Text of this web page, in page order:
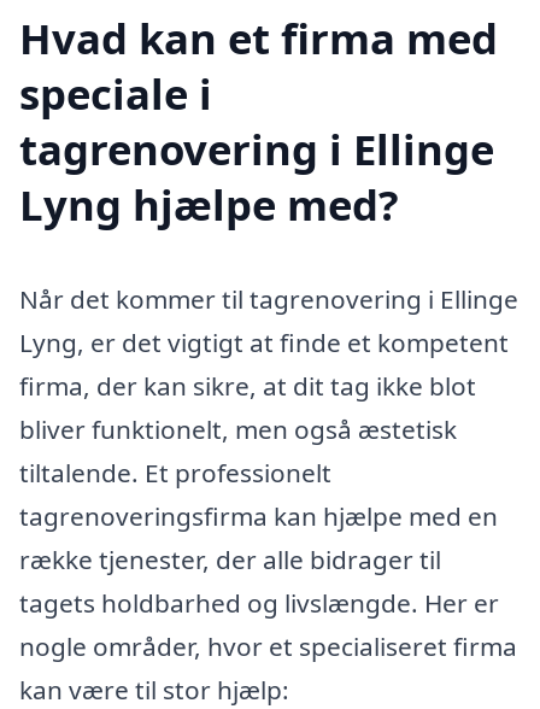
Hvad kan et firma med
speciale i
tagrenovering i Ellinge
Lyng hjælpe med?
Når det kommer til tagrenovering i Ellinge
Lyng, er det vigtigt at finde et kompetent
firma, der kan sikre, at dit tag ikke blot
bliver funktionelt, men også æstetisk
tiltalende. Et professionelt
tagrenoveringsfirma kan hjælpe med en
række tjenester, der alle bidrager til
tagets holdbarhed og livslængde. Her er
nogle områder, hvor et specialiseret firma
kan være til stor hjælp: